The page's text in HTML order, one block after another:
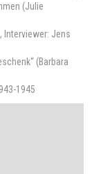
(Julie
Interviewer: Jens
(Barbara
1945